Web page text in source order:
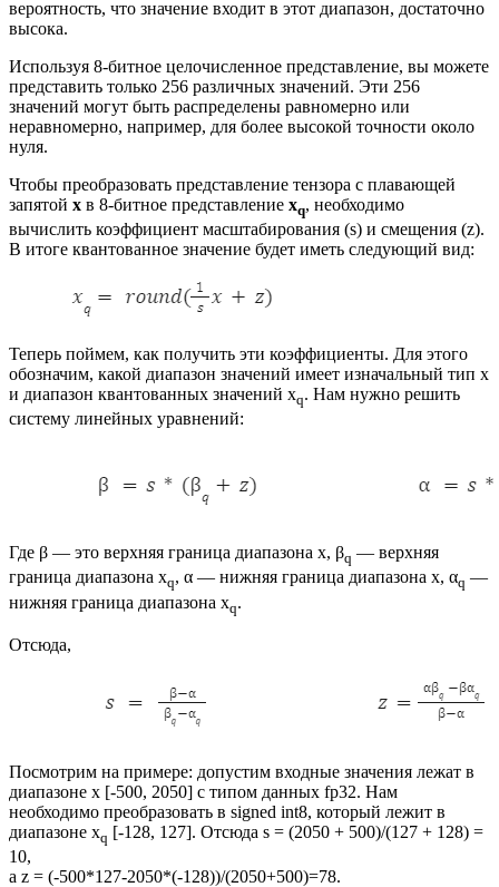
вероятность, что значение входит в этот диапазон, достаточно
высока.
Используя 8-битное целочисленное представление, вы можете
представить только 256 различных значений. Эти 256
значений могут быть распределены равномерно или
неравномерно, например, для более высокой точности около
нуля.
Чтобы преобразовать представление тензора с плавающей
запятой x в 8-битное представление xq, необходимо
вычислить коэффициент масштабирования (s) и смещения (z).
В итоге квантованное значение будет иметь следующий вид:
Теперь поймем, как получить эти коэффициенты. Для этого
обозначим, какой диапазон значений имеет изначальный тип x
и диапазон квантованных значений xq. Нам нужно решить
систему линейных уравнений:
Где β — это верхняя граница диапазона х, βq — верхняя
граница диапазона xq, α — нижняя граница диапазона x, αq —
нижняя граница диапазона xq.
Отсюда,
Посмотрим на примере: допустим входные значения лежат в
диапазоне x [-500, 2050] с типом данных fp32. Нам
необходимо преобразовать в signed int8, который лежит в
диапазоне xq [-128, 127]. Отсюда s = (2050 + 500)/(127 + 128) =
10,
а z = (-500*127-2050*(-128))/(2050+500)=78.